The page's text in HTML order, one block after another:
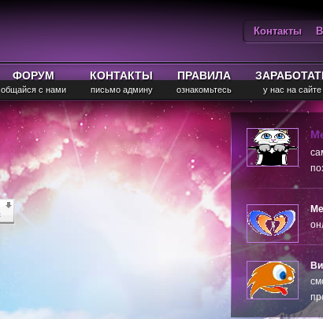
Контакты
ФОРУМ
общайся с нами
КОНТАКТЫ
письмо админу
ПРАВИЛА
ознакомьтесь у нас на сайте